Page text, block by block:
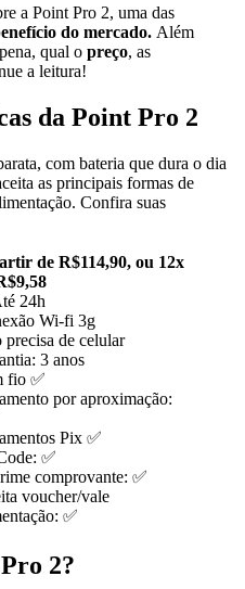
a Point Pro 2, uma das
do mercado. Além
qual o preço, as
a leitura!
da Point Pro 2
com bateria que dura o dia
as principais formas de
Confira suas
de R$114,90, ou 12x
24h
Wi-fi 3g
precisa de celular
3 anos
fio ✅
por aproximação:
Pix ✅
✅
comprovante: ✅
voucher/vale
✅
2?